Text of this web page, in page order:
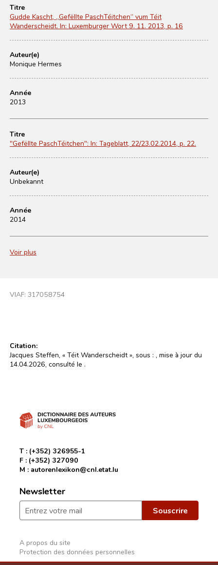
Titre
Gudde Kascht, „Gefëllte PaschTéitchen“ vum Téit
Wanderscheidt. In: Luxemburger Wort 9. 11. 2013, p. 16
Auteur(e)
Monique Hermes
Année
2013
Titre
"Gefëllte PaschTéitchen": In: Tageblatt, 22/23.02.2014, p. 22.
Auteur(e)
Unbekannt
Année
2014
Voir plus
VIAF: 317058754
Citation:
Jacques Steffen, « Téit Wanderscheidt », sous : , mise à jour du
14.04.2026, consulté le .
T : (+352) 326955-1
F : (+352) 327090
M : autorenlexikon@cnl.etat.lu
Newsletter
A propos du site
Protection des données personnelles